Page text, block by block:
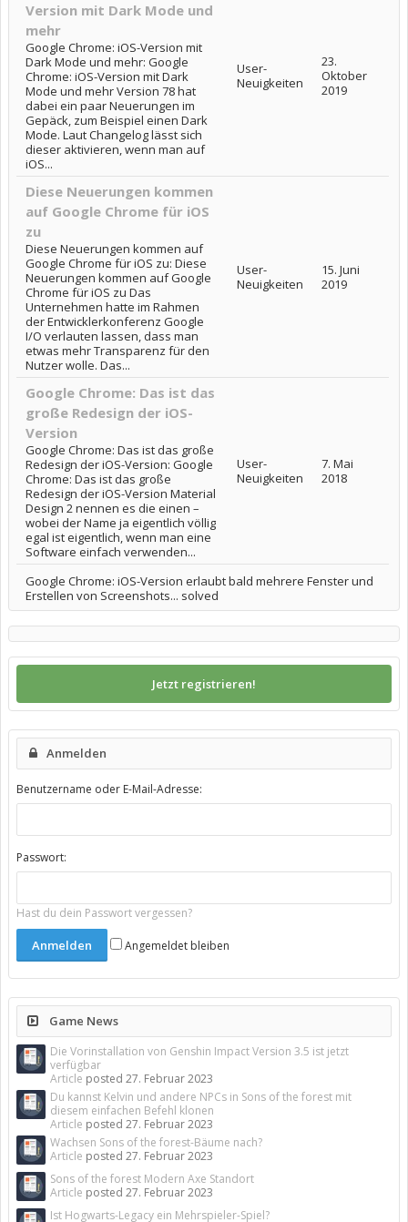
Version mit Dark Mode und
mehr
Google Chrome: iOS-Version mit
Dark Mode und mehr: Google
Chrome: iOS-Version mit Dark
Mode und mehr Version 78 hat
dabei ein paar Neuerungen im
Gepäck, zum Beispiel einen Dark
Mode. Laut Changelog lässt sich
dieser aktivieren, wenn man auf
iOS...
User-
Neuigkeiten
23.
Oktober
2019
Diese Neuerungen kommen
auf Google Chrome für iOS
zu
Diese Neuerungen kommen auf
Google Chrome für iOS zu: Diese
Neuerungen kommen auf Google
Chrome für iOS zu Das
Unternehmen hatte im Rahmen
der Entwicklerkonferenz Google
I/O verlauten lassen, dass man
etwas mehr Transparenz für den
Nutzer wolle. Das...
User-
Neuigkeiten
15. Juni
2019
Google Chrome: Das ist das
große Redesign der iOS-
Version
Google Chrome: Das ist das große
Redesign der iOS-Version: Google
Chrome: Das ist das große
Redesign der iOS-Version Material
Design 2 nennen es die einen –
wobei der Name ja eigentlich völlig
egal ist eigentlich, wenn man eine
Software einfach verwenden...
User-
Neuigkeiten
7. Mai
2018
Google Chrome: iOS-Version erlaubt bald mehrere Fenster und
Erstellen von Screenshots... solved
Jetzt registrieren!
Anmelden
Benutzername oder E-Mail-Adresse:
Passwort:
Hast du dein Passwort vergessen?
Angemeldet bleiben
Game News
Die Vorinstallation von Genshin Impact Version 3.5 ist jetzt
verfügbar
Article posted 27. Februar 2023
Du kannst Kelvin und andere NPCs in Sons of the forest mit
diesem einfachen Befehl klonen
Article posted 27. Februar 2023
Wachsen Sons of the forest-Bäume nach?
Article posted 27. Februar 2023
Sons of the forest Modern Axe Standort
Article posted 27. Februar 2023
Ist Hogwarts-Legacy ein Mehrspieler-Spiel?